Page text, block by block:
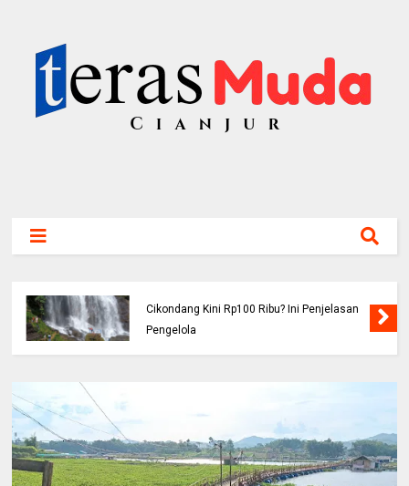
Cikondang Kini Rp100 Ribu? Ini Penjelasan
Pengelola